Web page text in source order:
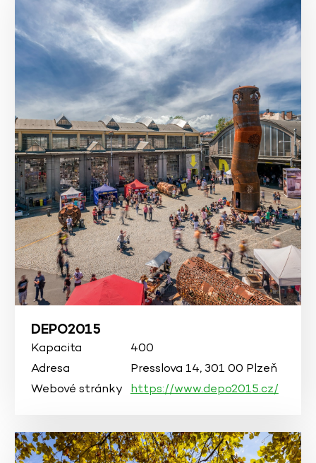
DEPO2015
Kapacita
400
Adresa
Presslova 14, 301 00 Plzeň
Webové stránky
https://www.depo2015.cz/